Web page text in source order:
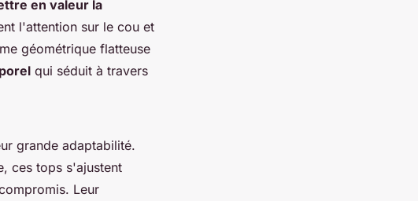
en valeur la
l'attention sur le cou et
géométrique flatteuse
qui séduit à travers
grande adaptabilité.
ces tops s'ajustent
Leur